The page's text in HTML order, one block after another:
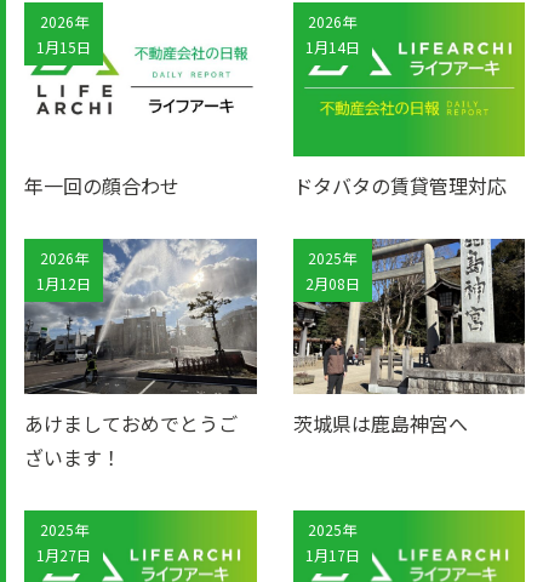
2026年
1月15日
年一回の顔合わせ
2026年
1月14日
ドタバタの賃貸管理対応
2026年
1月12日
あけましておめでとうご
ざいます！
2025年
2月08日
茨城県は鹿島神宮へ
2025年
1月27日
2025年
1月17日